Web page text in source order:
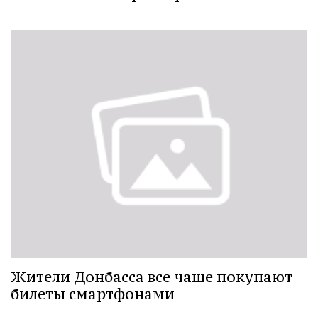
Жители Донбасса все чаще покупают
билеты смартфонами